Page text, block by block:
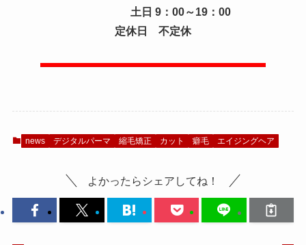
土日 9：00～19：00
定休日 不定休
news デジタルパーマ 縮毛矯正 カット 癖毛 エイジングヘア
よかったらシェアしてね！